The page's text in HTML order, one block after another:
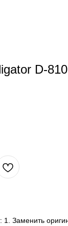
D-
Заменить